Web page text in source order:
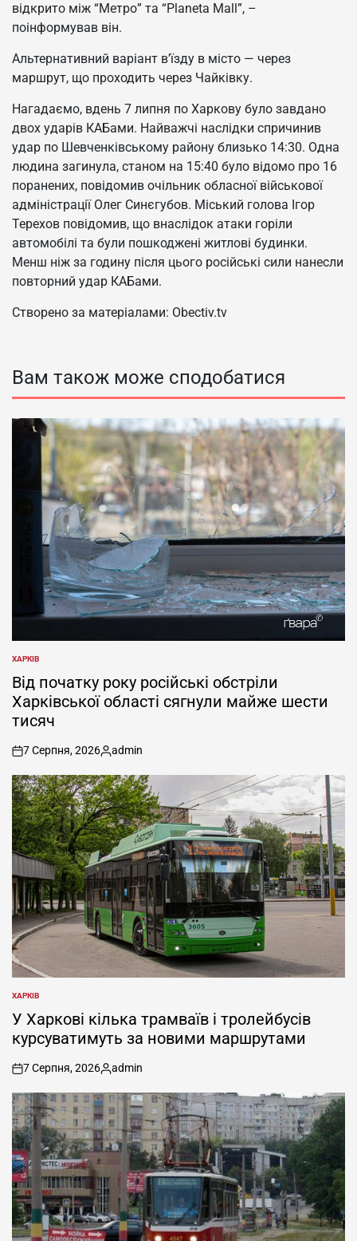
відкрито між “Метро” та “Planeta Mall”, –
поінформував він.
Альтернативний варіант в’їзду в місто — через
маршрут, що проходить через Чайківку.
Нагадаємо, вдень 7 липня по Харкову було завдано
двох ударів КАБами. Найважчі наслідки спричинив
удар по Шевченківському району близько 14:30. Одна
людина загинула, станом на 15:40 було відомо про 16
поранених, повідомив очільник обласної військової
адміністрації Олег Синєгубов. Міський голова Ігор
Терехов повідомив, що внаслідок атаки горіли
автомобілі та були пошкоджені житлові будинки.
Менш ніж за годину після цього російські сили нанесли
повторний удар КАБами.
Створено за матеріалами: Obectiv.tv
Вам також може сподобатися
ОПУБЛІКУВАТИ
У
ХАРКІВ
Від початку року російські обстріли
Харківської області сягнули майже шести
тисяч
on
7 Серпня, 2026
Опубліковано
admin
ОПУБЛІКУВАТИ
У
ХАРКІВ
У Харкові кілька трамваїв і тролейбусів
курсуватимуть за новими маршрутами
on
7 Серпня, 2026
Опубліковано
admin